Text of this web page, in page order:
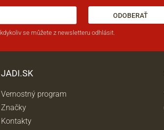
ODOBERAŤ
se můžete z newsletteru odhlásit.
JADI.SK
Vernostný program
Značky
Kontakty